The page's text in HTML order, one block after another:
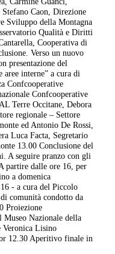
Caon, Direzione
Sviluppo della Montagna
Qualità e Diritti
Cooperativa di
Verso un nuovo
presentazione del
aree interne” a cura di
Confcooperative
Confcooperative
Terre Occitane, Debora
regionale – Settore
ed Antonio De Rossi,
Luca Facta, Segretario
13.00 Conclusione del
A seguire pranzo con gli
partire dalle ore 16, per
a domenica
- a cura del Piccolo
comunità condotto da
Proiezione
Nazionale della
Veronica Lisino
12.30 Aperitivo finale in